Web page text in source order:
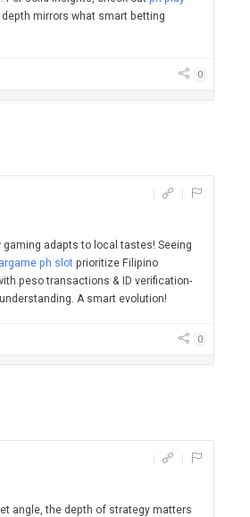
mirrors what smart betting
0
gaming adapts to local tastes! Seeing
ph slot prioritize Filipino
peso transactions & ID verification-
A smart evolution!
0
angle, the depth of strategy matters